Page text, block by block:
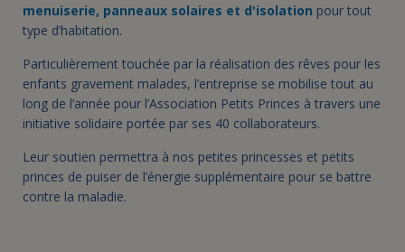
menuiserie, panneaux solaires et d'isolation pour tout
type d’habitation.
Particulièrement touchée par la réalisation des rêves pour les
enfants gravement malades, l’entreprise se mobilise tout au
long de l’année pour l’Association Petits Princes à travers une
initiative solidaire portée par ses 40 collaborateurs.
Leur soutien permettra à nos petites princesses et petits
princes de puiser de l’énergie supplémentaire pour se battre
contre la maladie.